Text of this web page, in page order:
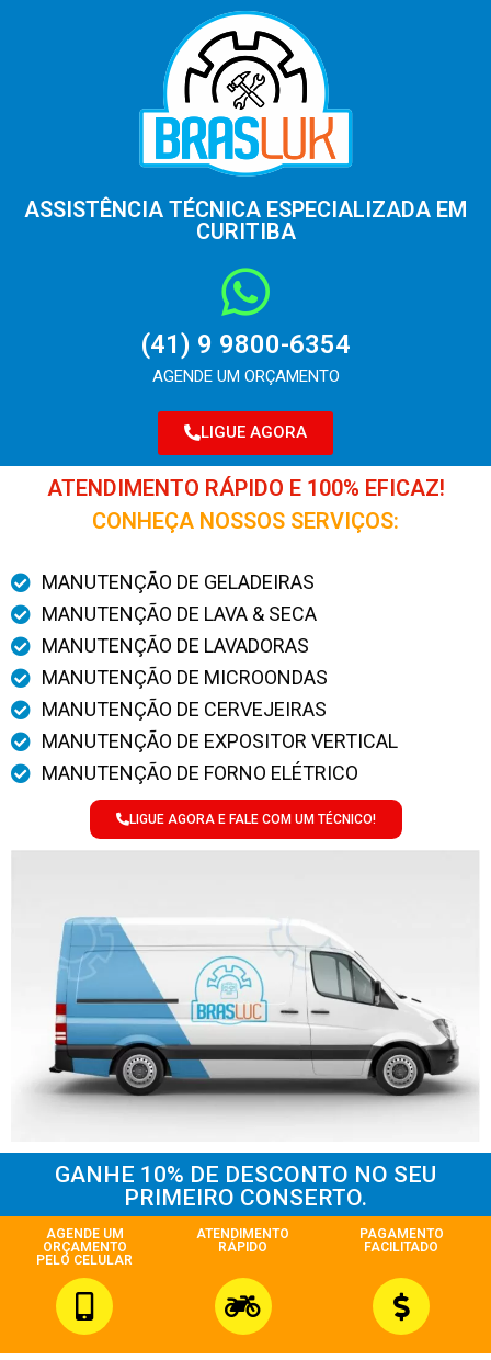
ASSISTÊNCIA TÉCNICA ESPECIALIZADA EM
CURITIBA
(41) 9 9800-6354
AGENDE UM ORÇAMENTO
LIGUE AGORA
ATENDIMENTO RÁPIDO E 100% EFICAZ!
CONHEÇA NOSSOS SERVIÇOS:
MANUTENÇÃO DE GELADEIRAS
MANUTENÇÃO DE LAVA & SECA
MANUTENÇÃO DE LAVADORAS
MANUTENÇÃO DE MICROONDAS
MANUTENÇÃO DE CERVEJEIRAS
MANUTENÇÃO DE EXPOSITOR VERTICAL
MANUTENÇÃO DE FORNO ELÉTRICO
LIGUE AGORA E FALE COM UM TÉCNICO!
GANHE 10% DE DESCONTO NO SEU
PRIMEIRO CONSERTO.
AGENDE UM
ORÇAMENTO
PELO CELULAR
ATENDIMENTO
RÁPIDO
PAGAMENTO
FACILITADO